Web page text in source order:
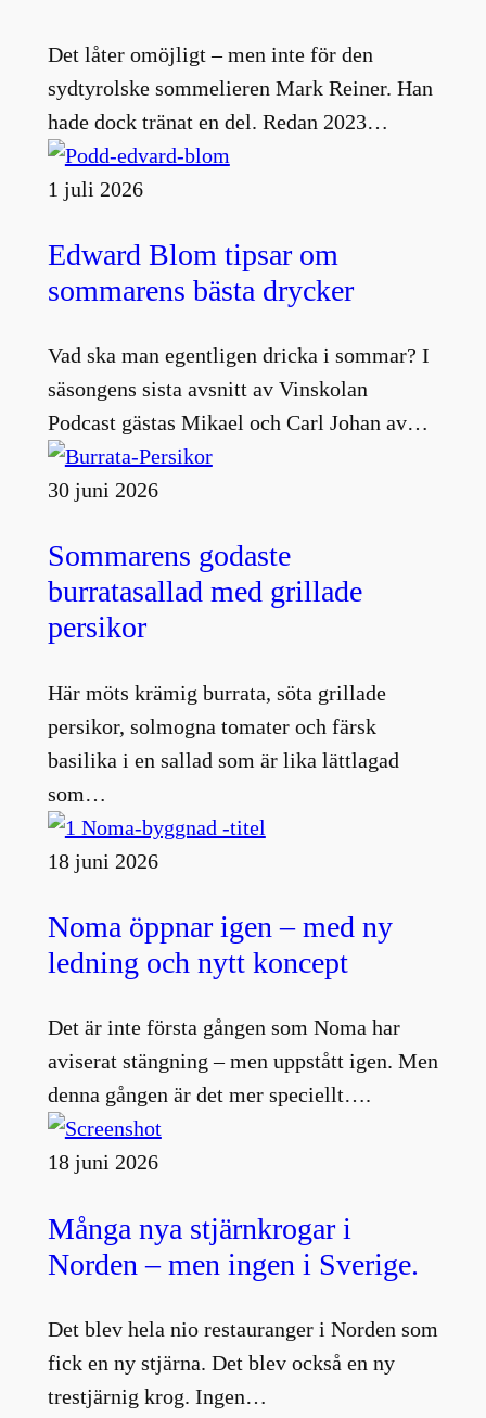
Det låter omöjligt – men inte för den
sydtyrolske sommelieren Mark Reiner. Han
hade dock tränat en del. Redan 2023…
1 juli 2026
Edward Blom tipsar om
sommarens bästa drycker
Vad ska man egentligen dricka i sommar? I
säsongens sista avsnitt av Vinskolan
Podcast gästas Mikael och Carl Johan av…
30 juni 2026
Sommarens godaste
burratasallad med grillade
persikor
Här möts krämig burrata, söta grillade
persikor, solmogna tomater och färsk
basilika i en sallad som är lika lättlagad
som…
18 juni 2026
Noma öppnar igen – med ny
ledning och nytt koncept
Det är inte första gången som Noma har
aviserat stängning – men uppstått igen. Men
denna gången är det mer speciellt….
18 juni 2026
Många nya stjärnkrogar i
Norden – men ingen i Sverige.
Det blev hela nio restauranger i Norden som
fick en ny stjärna. Det blev också en ny
trestjärnig krog. Ingen…